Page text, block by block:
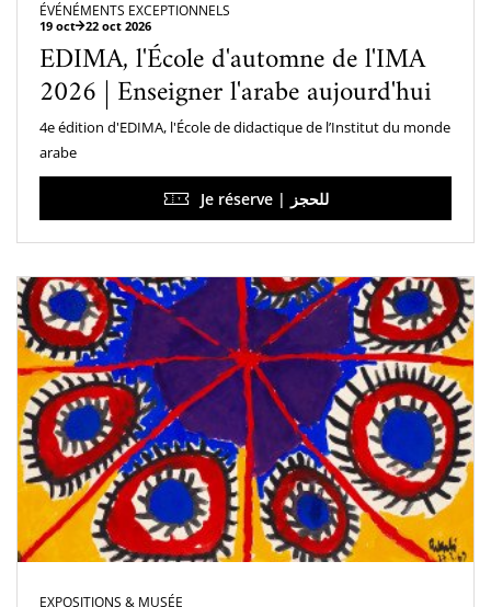
ÉVÉNÉMENTS EXCEPTIONNELS
19 oct 22 oct 2026
EDIMA, l'École d'automne de l'IMA
2026 | Enseigner l'arabe aujourd'hui
4e édition d'EDIMA, l'École de didactique de l’Institut du monde
arabe
Je réserve | للحجز
EXPOSITIONS & MUSÉE